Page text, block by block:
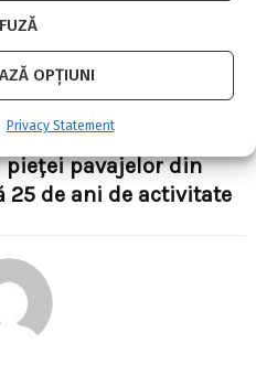
OPȚIUNI
Privacy Statement
POST
de la subsol
pieței pavajelor din
25 de ani de activitate